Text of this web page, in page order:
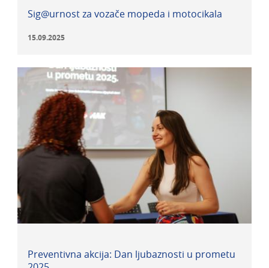
Sig@urnost za vozače mopeda i motocikala
15.09.2025
Preventivna akcija: Dan ljubaznosti u prometu